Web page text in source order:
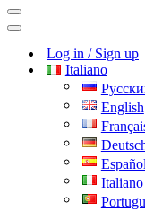
Menu
di
Menu
navigazioneLog in / Sign up
Italiano
English
Español
Italiano